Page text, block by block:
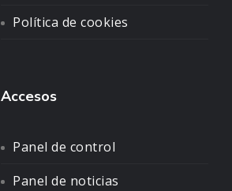
Política de cookies
Accesos
Panel de control
Panel de noticias